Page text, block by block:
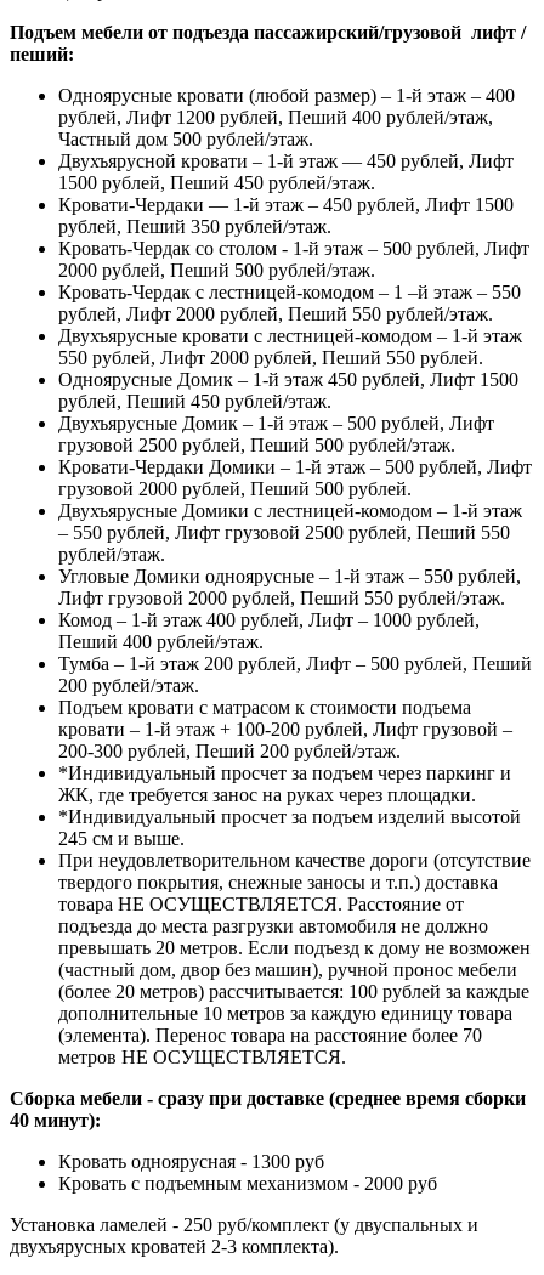
Подъем мебели от подъезда пассажирский/грузовой лифт /
пеший:
Одноярусные кровати (любой размер) – 1-й этаж – 400
рублей, Лифт 1200 рублей, Пеший 400 рублей/этаж,
Частный дом 500 рублей/этаж.
Двухъярусной кровати – 1-й этаж — 450 рублей, Лифт
1500 рублей, Пеший 450 рублей/этаж.
Кровати-Чердаки — 1-й этаж – 450 рублей, Лифт 1500
рублей, Пеший 350 рублей/этаж.
Кровать-Чердак со столом - 1-й этаж – 500 рублей, Лифт
2000 рублей, Пеший 500 рублей/этаж.
Кровать-Чердак с лестницей-комодом – 1 –й этаж – 550
рублей, Лифт 2000 рублей, Пеший 550 рублей/этаж.
Двухъярусные кровати с лестницей-комодом – 1-й этаж
550 рублей, Лифт 2000 рублей, Пеший 550 рублей.
Одноярусные Домик – 1-й этаж 450 рублей, Лифт 1500
рублей, Пеший 450 рублей/этаж.
Двухъярусные Домик – 1-й этаж – 500 рублей, Лифт
грузовой 2500 рублей, Пеший 500 рублей/этаж.
Кровати-Чердаки Домики – 1-й этаж – 500 рублей, Лифт
грузовой 2000 рублей, Пеший 500 рублей.
Двухъярусные Домики с лестницей-комодом – 1-й этаж
– 550 рублей, Лифт грузовой 2500 рублей, Пеший 550
рублей/этаж.
Угловые Домики одноярусные – 1-й этаж – 550 рублей,
Лифт грузовой 2000 рублей, Пеший 550 рублей/этаж.
Комод – 1-й этаж 400 рублей, Лифт – 1000 рублей,
Пеший 400 рублей/этаж.
Тумба – 1-й этаж 200 рублей, Лифт – 500 рублей, Пеший
200 рублей/этаж.
Подъем кровати с матрасом к стоимости подъема
кровати – 1-й этаж + 100-200 рублей, Лифт грузовой –
200-300 рублей, Пеший 200 рублей/этаж.
*Индивидуальный просчет за подъем через паркинг и
ЖК, где требуется занос на руках через площадки.
*Индивидуальный просчет за подъем изделий высотой
245 см и выше.
При неудовлетворительном качестве дороги (отсутствие
твердого покрытия, снежные заносы и т.п.) доставка
товара НЕ ОСУЩЕСТВЛЯЕТСЯ. Расстояние от
подъезда до места разгрузки автомобиля не должно
превышать 20 метров. Если подъезд к дому не возможен
(частный дом, двор без машин), ручной пронос мебели
(более 20 метров) рассчитывается: 100 рублей за каждые
дополнительные 10 метров за каждую единицу товара
(элемента). Перенос товара на расстояние более 70
метров НЕ ОСУЩЕСТВЛЯЕТСЯ.
Сборка мебели - сразу при доставке (среднее время сборки
40 минут):
Кровать одноярусная - 1300 руб
Кровать с подъемным механизмом - 2000 руб
Установка ламелей - 250 руб/комплект (у двуспальных и
двухъярусных кроватей 2-3 комплекта).